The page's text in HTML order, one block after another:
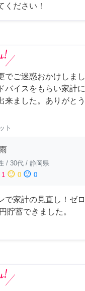
ください！
でご迷惑おかけしま
バイスをもらい家計
来ました。ありがと
ト
/ 30代 / 静岡県
1 sentiment_neutral 0 sentiment_dissatisfied 0
で家計の見直し！ゼ
貯蓄できました。